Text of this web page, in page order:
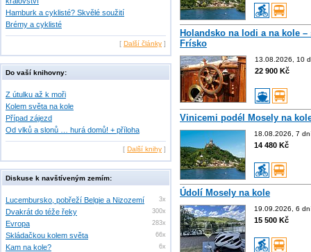
Hamburk a cyklisté? Skvělé soužití
Brémy a cyklisté
[ Další články ]
Do vaší knihovny:
Z útulku až k moři
Kolem světa na kole
Případ zájezd
Od vlků a slonů … hurá domů! + příloha
[ Další knihy ]
Diskuse k navštíveným zemím:
Lucembursko, pobřeží Belgie a Nizozemí 3x
Dvakrát do téže řeky 300x
Evropa 283x
Skládačkou kolem světa 66x
Kam na kole? 6x
Holandsko na lodi a na kole –
Frísko
13.08.2026, 10
22 900 Kč
Vinicemi podél Mosely na
18.08.2026, 7
14 480 Kč
Údolí Mosely na kole
19.09.2026, 6
15 500 Kč